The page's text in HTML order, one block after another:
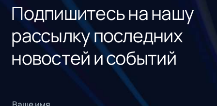
Подпишитесь на нашу
рассылку последних
новостей и событий